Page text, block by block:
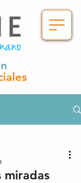
miradas